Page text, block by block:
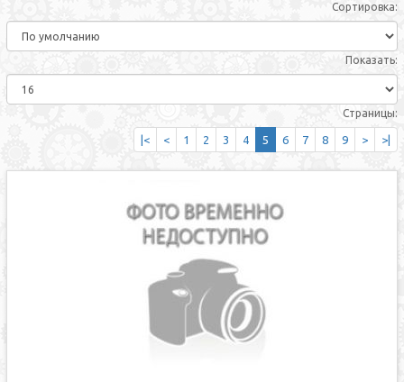
Сортировка:
Показать:
Страницы:
|< < 1 2 3 4 5 6 7 8 9 > >|